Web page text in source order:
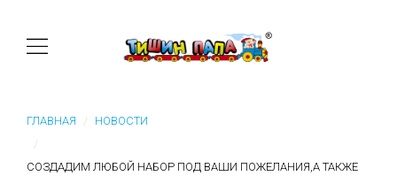
ГЛАВНАЯ НОВОСТИ
СОЗДАДИМ ЛЮБОЙ НАБОР ПОД ВАШИ ПОЖЕЛАНИЯ,А ТАКЖЕ